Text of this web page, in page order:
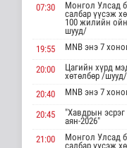
Европ
Дэлхийд
11
Байгаль
07:30
Монгол Улсад
салбар үүсэж
100 жилийн
шууд/
19:55
MNB энэ 7
20:00
Цагийн хүрд
хөтөлбөр /шууд/
20:40
MNB энэ 7
20:45
"Хавдрын
аян-2026"
21:00
Монгол Улсад
салбар үүсэж